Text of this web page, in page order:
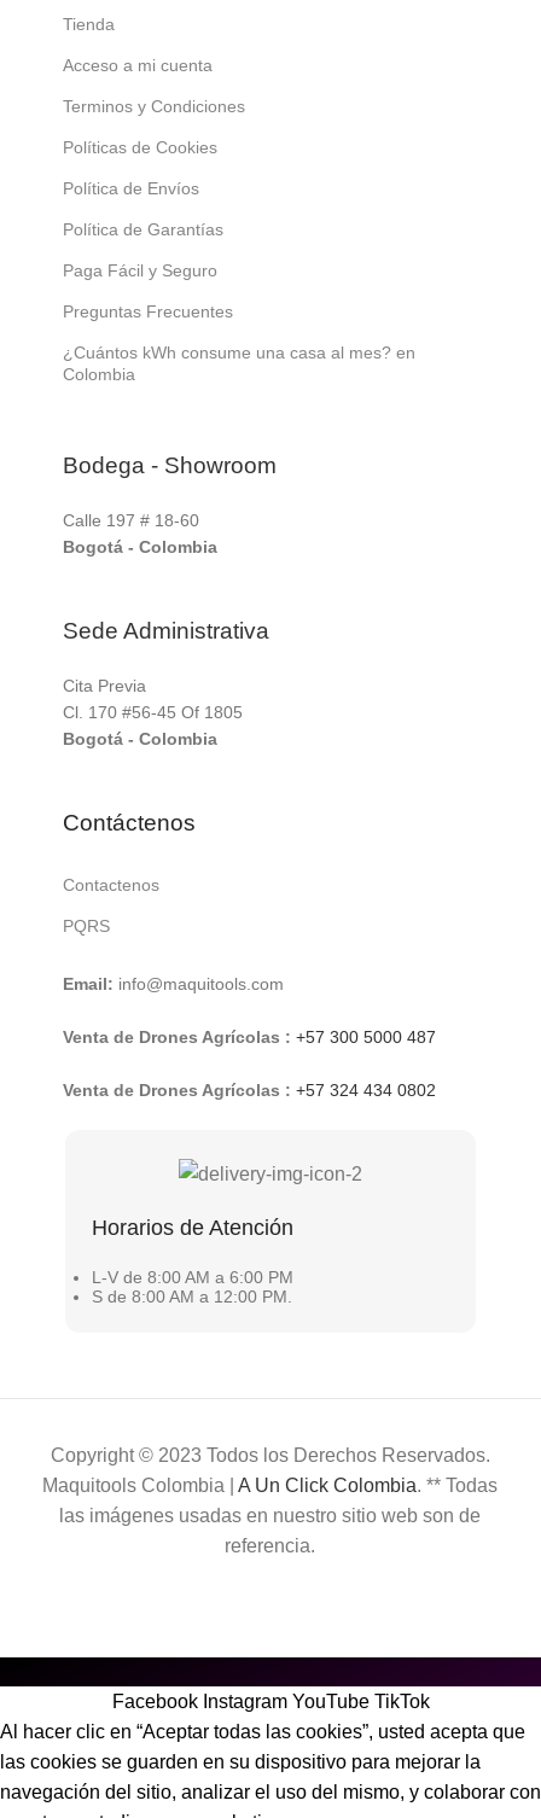
Tienda
Acceso a mi cuenta
Terminos y Condiciones
Políticas de Cookies
Política de Envíos
Política de Garantías
Paga Fácil y Seguro
Preguntas Frecuentes
¿Cuántos kWh consume una casa al mes? en
Colombia
Bodega - Showroom
Calle 197 # 18-60
Bogotá - Colombia
Sede Administrativa
Cita Previa
Cl. 170 #56-45 Of 1805
Bogotá - Colombia
Contáctenos
Contactenos
PQRS
Email: info@maquitools.com
Venta de Drones Agrícolas : +57 300 5000 487
Venta de Drones Agrícolas : +57 324 434 0802
Horarios de Atención
L-V de 8:00 AM a 6:00 PM
S de 8:00 AM a 12:00 PM.
Copyright © 2023 Todos los Derechos Reservados.
Maquitools Colombia |A Un Click Colombia. ** Todas
las imágenes usadas en nuestro sitio web son de
referencia.
Facebook Instagram YouTube TikTok
Al hacer clic en “Aceptar todas las cookies”, usted acepta que
las cookies se guarden en su dispositivo para mejorar la
navegación del sitio, analizar el uso del mismo, y colaborar con